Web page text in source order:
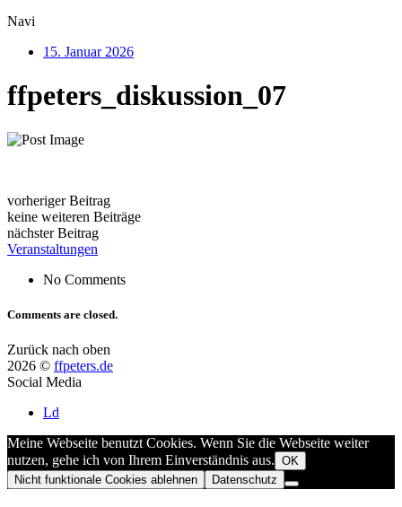
Navi
15. Januar 2026
ffpeters_diskussion_07
vorheriger Beitrag
keine weiteren Beiträge
nächster Beitrag
Veranstaltungen
No Comments
Comments are closed.
Zurück nach oben
2026 © ffpeters.de
Social Media
Ld
Meine Webseite benutzt Cookies. Wenn Sie die Webseite weiter
nutzen, gehe ich von Ihrem Einverständnis aus. OK
Nicht funktionale Cookies ablehnen
Datenschutz